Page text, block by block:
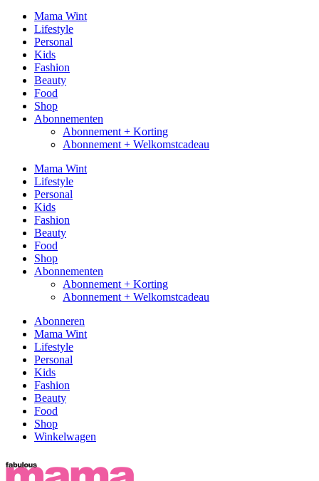
Mama Wint
Lifestyle
Personal
Kids
Fashion
Beauty
Food
Shop
Abonnementen
Abonnement + Korting
Abonnement + Welkomstcadeau
Mama Wint
Lifestyle
Personal
Kids
Fashion
Beauty
Food
Shop
Abonnementen
Abonnement + Korting
Abonnement + Welkomstcadeau
Abonneren
Mama Wint
Lifestyle
Personal
Kids
Fashion
Beauty
Food
Shop
Winkelwagen